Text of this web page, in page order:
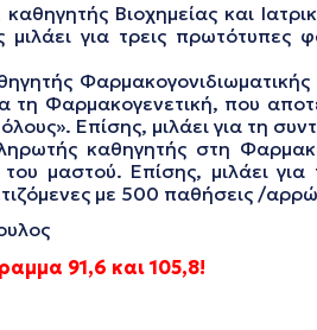
καθηγητής Βιοχημείας και
για τρεις πρωτότυπες
τη Φαρμακογενετική, που
Επίσης, μιλάει για τη
καθηγητής στη
μαστού. Επίσης, μιλάει
με 500 παθήσεις /
91,6 και 105,8!